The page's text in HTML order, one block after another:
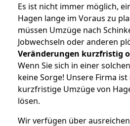
Es ist nicht immer möglich,
Hagen lange im Voraus zu
müssen Umzüge nach
Jobwechseln oder anderen
Veränderungen kurzfristig
Wenn Sie sich in einer
keine Sorge! Unsere Firma
kurzfristige Umzüge von
lösen.
Wir verfügen über